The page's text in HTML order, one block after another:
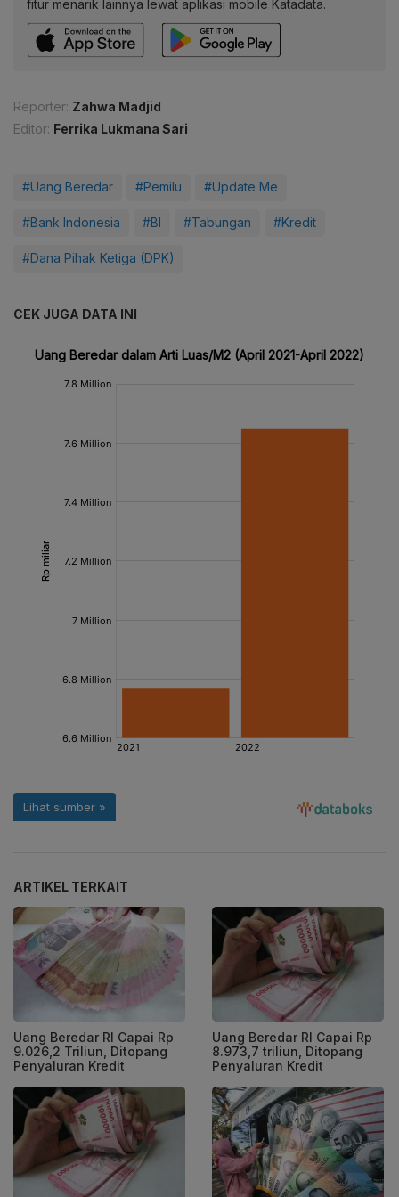
fitur menarik lainnya lewat aplikasi mobile Katadata.
Reporter: Zahwa Madjid
Editor: Ferrika Lukmana Sari
#Uang Beredar #Pemilu #Update Me
#Bank Indonesia #BI #Tabungan #Kredit
#Dana Pihak Ketiga (DPK)
CEK JUGA DATA INI
ARTIKEL TERKAIT
Uang Beredar RI Capai Rp
9.026,2 Triliun, Ditopang
Penyaluran Kredit
Uang Beredar RI Capai Rp
8.973,7 triliun, Ditopang
Penyaluran Kredit